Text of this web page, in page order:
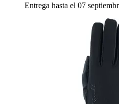
Entrega hasta el 07